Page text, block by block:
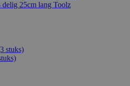
delig 25cm lang Toolz